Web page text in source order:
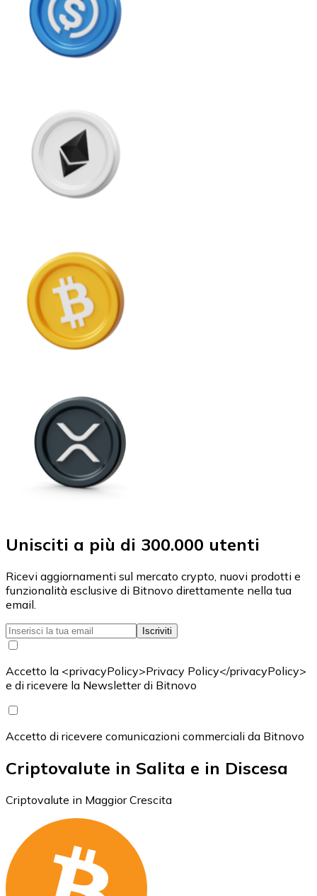
Unisciti a più di 300.000 utenti
Ricevi aggiornamenti sul mercato crypto, nuovi prodotti e
funzionalità esclusive di Bitnovo direttamente nella tua
email.
Iscriviti
Accetto la <privacyPolicy>Privacy Policy</privacyPolicy>
e di ricevere la Newsletter di Bitnovo
Accetto di ricevere comunicazioni commerciali da Bitnovo
Criptovalute in Salita e in Discesa
Criptovalute in Maggior Crescita